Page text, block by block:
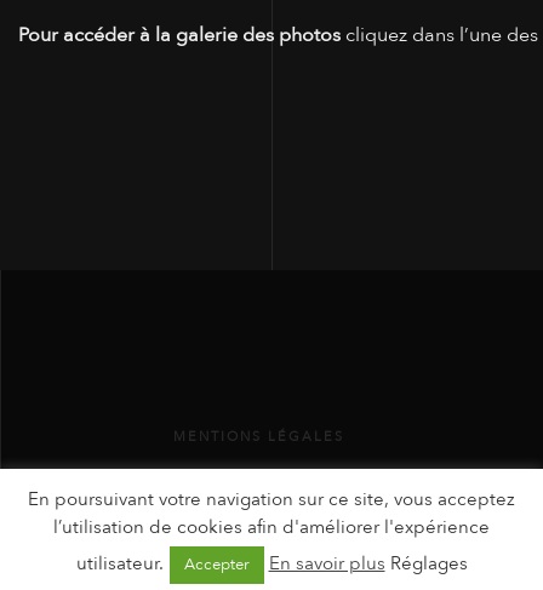
Pour accéder à la galerie des photos cliquez dans l’une
MENTIONS LÉGALES
En poursuivant votre navigation sur ce site, vous acceptez
l’utilisation de cookies afin d'améliorer l'expérience
utilisateur.
Accepter En savoir plus Réglages